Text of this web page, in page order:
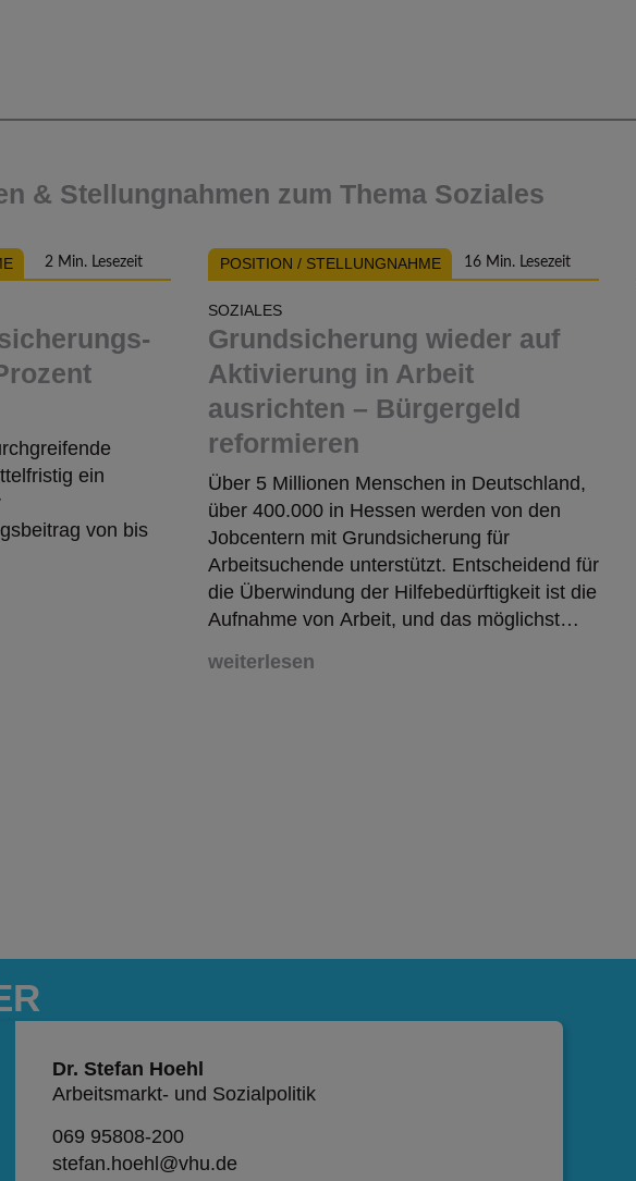
& Stellungnahmen zum Thema Soziales
2 Min. Lesezeit
ein
von bis
POSITION / STELLUNGNAHME 16 Min. Lesezeit
SOZIALES
Grundsicherung wieder auf
Aktivierung in Arbeit
ausrichten – Bürgergeld
reformieren
Über 5 Millionen Menschen in Deutschland,
über 400.000 in Hessen werden von den
Jobcentern mit Grundsicherung für
Arbeitsuchende unterstützt. Entscheidend für
die Überwindung der Hilfebedürftigkeit ist die
Aufnahme von Arbeit, und das möglichst
weiterlesen
Dr. Stefan Hoehl
Arbeitsmarkt- und Sozialpolitik
069 95808-200
stefan.hoehl@vhu.de